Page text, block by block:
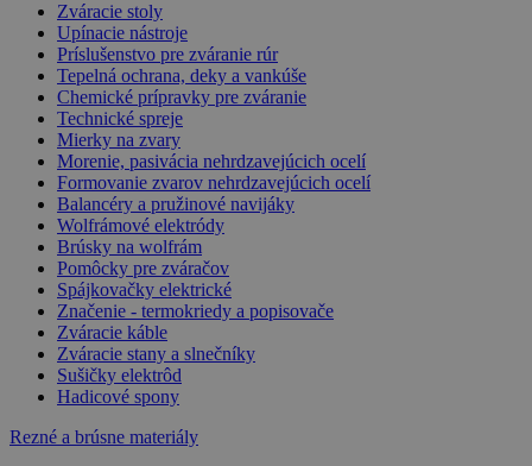
Zváracie stoly
Upínacie nástroje
Príslušenstvo pre zváranie rúr
Tepelná ochrana, deky a vankúše
Chemické prípravky pre zváranie
Technické spreje
Mierky na zvary
Morenie, pasivácia nehrdzavejúcich ocelí
Formovanie zvarov nehrdzavejúcich ocelí
Balancéry a pružinové navijáky
Wolfrámové elektródy
Brúsky na wolfrám
Pomôcky pre zváračov
Spájkovačky elektrické
Značenie - termokriedy a popisovače
Zváracie káble
Zváracie stany a slnečníky
Sušičky elektrôd
Hadicové spony
Rezné a brúsne materiály